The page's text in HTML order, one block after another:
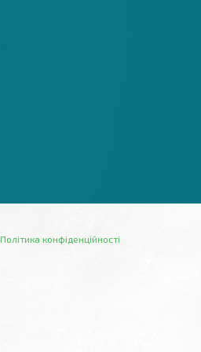
Політика конфіденційності